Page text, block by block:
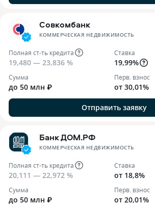
Совкомбанк
КОММЕРЧЕСКАЯ НЕДВИЖИМОСТЬ
Полная ст-ть кредита
19,480 — 23,836 %
Ставка
19,99%
Сумма
до 50 млн ₽
Перв. взнос
от 30,01%
Отправить заявку
Банк ДОМ.РФ
КОММЕРЧЕСКАЯ НЕДВИЖИМОСТЬ
Полная ст-ть кредита
20,111 — 22,972 %
Ставка
от 18,8%
Сумма
до 50 млн ₽
Перв. взнос
от 20,01%